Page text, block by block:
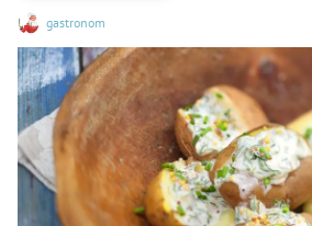
gastronom